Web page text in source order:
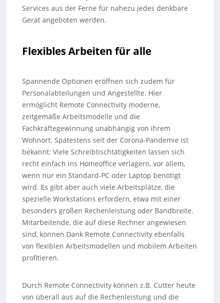
Services aus der Ferne für nahezu jedes denkbare
Gerät angeboten werden.
Flexibles Arbeiten für alle
Spannende Optionen eröffnen sich zudem für
Personalabteilungen und Angestellte. Hier
ermöglicht Remote Connectivity moderne,
zeitgemäße Arbeitsmodelle und die
Fachkräftegewinnung unabhängig von ihrem
Wohnort. Spätestens seit der Corona-Pandemie ist
bekannt: Viele Schreibtischtätigkeiten lassen sich
recht einfach ins Homeoffice verlagern, vor allem,
wenn nur ein Standard-PC oder Laptop benötigt
wird. Es gibt aber auch viele Arbeitsplätze, die
spezielle Workstations erfordern, etwa mit einer
besonders großen Rechenleistung oder Bandbreite.
Mitarbeitende, die auf diese Rechner angewiesen
sind, können Dank Remote Connectivity ebenfalls
von flexiblen Arbeitsmodellen und mobilem Arbeiten
profitieren.
Durch Remote Connectivity können z.B. Cutter heute
von überall aus auf die Rechenleistung und die